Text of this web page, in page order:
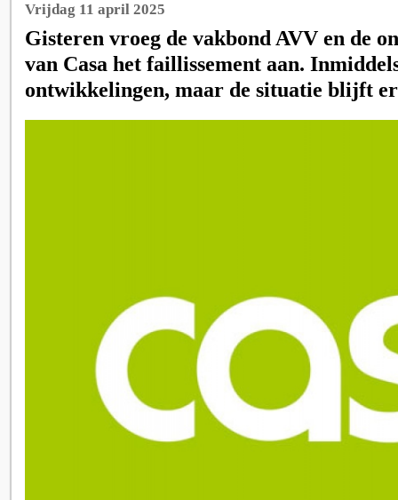
Vrijdag 11 april 2025
Gisteren vroeg de vakbond AVV en de
van Casa het faillissement aan.
ontwikkelingen, maar de situatie blijft